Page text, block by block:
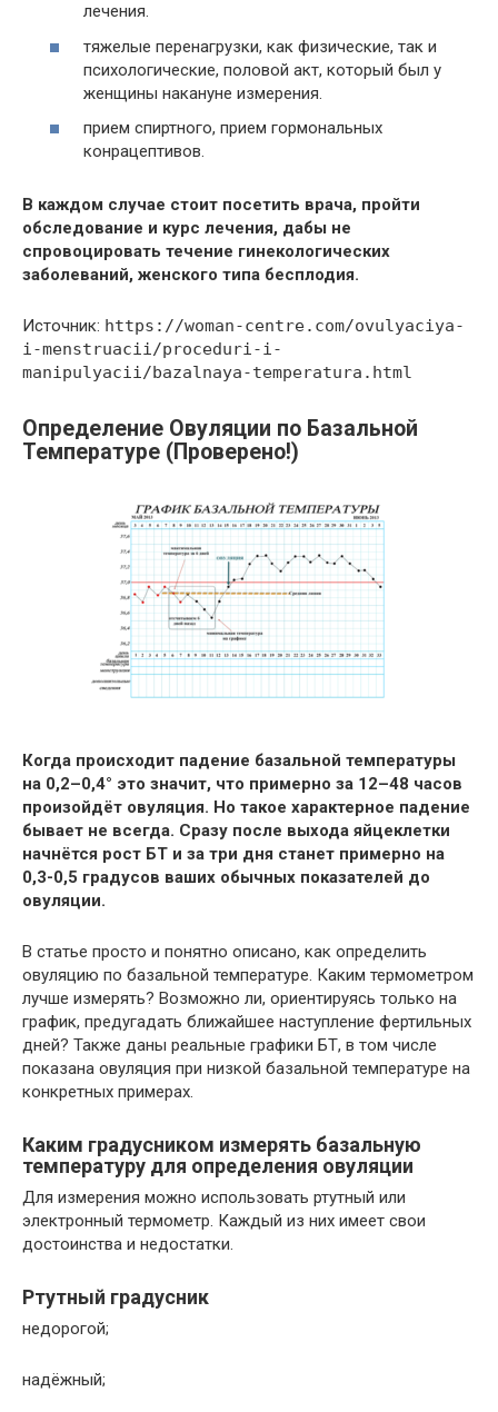
лечения.
тяжелые перенагрузки, как физические, так и
психологические, половой акт, который был у
женщины накануне измерения.
прием спиртного, прием гормональных
конрацептивов.
В каждом случае стоит посетить врача, пройти
обследование и курс лечения, дабы не
спровоцировать течение гинекологических
заболеваний, женского типа бесплодия.
Источник: https://woman-centre.com/ovulyaciya-
i-menstruacii/proceduri-i-
manipulyacii/bazalnaya-temperatura.html
Определение Овуляции по Базальной
Температуре (Проверено!)
Когда происходит падение базальной температуры
на 0,2–0,4° это значит, что примерно за 12–48 часов
произойдёт овуляция. Но такое характерное падение
бывает не всегда. Сразу после выхода яйцеклетки
начнётся рост БТ и за три дня станет примерно на
0,3-0,5 градусов ваших обычных показателей до
овуляции.
В статье просто и понятно описано, как определить
овуляцию по базальной температуре. Каким термометром
лучше измерять? Возможно ли, ориентируясь только на
график, предугадать ближайшее наступление фертильных
дней? Также даны реальные графики БТ, в том числе
показана овуляция при низкой базальной температуре на
конкретных примерах.
Каким градусником измерять базальную
температуру для определения овуляции
Для измерения можно использовать ртутный или
электронный термометр. Каждый из них имеет свои
достоинства и недостатки.
Ртутный градусник
недорогой;
надёжный;